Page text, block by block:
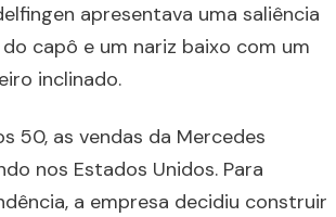
apresentava uma saliência
capô e um nariz baixo com um
inclinado.
50, as vendas da Mercedes
nos Estados Unidos. Para
a empresa decidiu construir